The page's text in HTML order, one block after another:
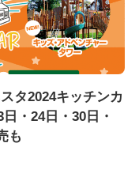
タ2024キッチンカ
・24日・30日・
も